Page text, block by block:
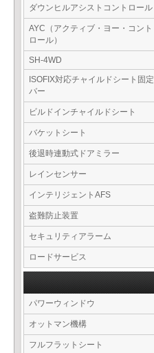
ダウンヒルアシストコントロール
AYC（アクティブ・ヨー・コント
ロール）
SH-4WD
ISOFIX対応チャイルドシート固定
バー
ビルドインチャイルドシート
バケットシート
後退時連動式ドアミラー
レインセンサー
インテリジェントAFS
盗難防止装置
セキュリティアラーム
ロードサービス
パワーウィンドウ
オットマン機構
フルフラットシート